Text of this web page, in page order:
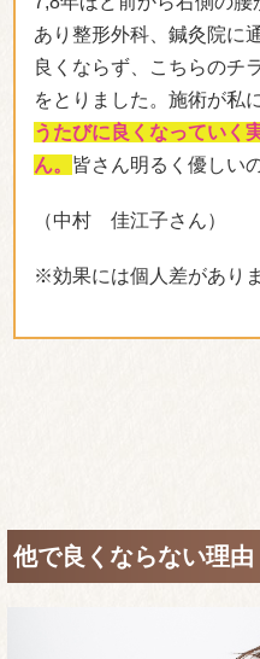
あり整形外科、鍼灸院に
良くならず、こちらのチ
をとりました。施術が私
うたびに良くなっていく
ん。 皆さん明るく優しい
（中村 佳江子さん）
※効果には個人差があり
他で良くならない理由